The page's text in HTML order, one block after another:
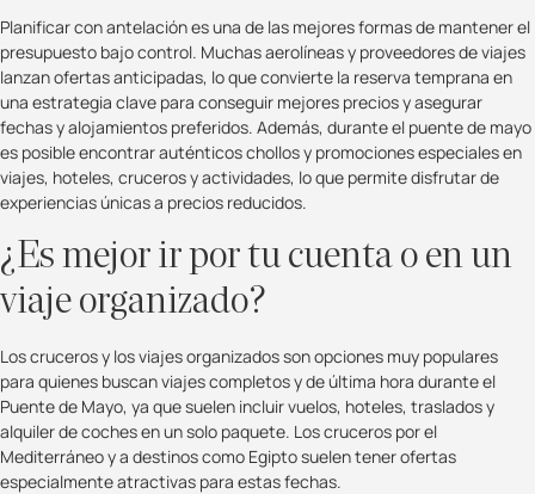
Planificar con antelación es una de las mejores formas de mantener el
presupuesto bajo control. Muchas aerolíneas y proveedores de viajes
lanzan ofertas anticipadas, lo que convierte la reserva temprana en
una estrategia clave para conseguir mejores precios y asegurar
fechas y alojamientos preferidos. Además, durante el puente de mayo
es posible encontrar auténticos chollos y promociones especiales en
viajes, hoteles, cruceros y actividades, lo que permite disfrutar de
experiencias únicas a precios reducidos.
¿Es mejor ir por tu cuenta o en un
viaje organizado?
Los cruceros y los viajes organizados son opciones muy populares
para quienes buscan viajes completos y de última hora durante el
Puente de Mayo, ya que suelen incluir vuelos, hoteles, traslados y
alquiler de coches en un solo paquete. Los cruceros por el
Mediterráneo y a destinos como Egipto suelen tener ofertas
especialmente atractivas para estas fechas.